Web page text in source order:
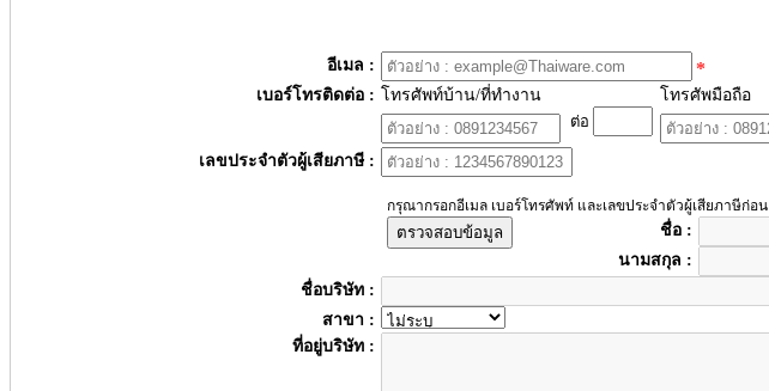
อีเมล : *
เบอร์โทรติดต่อ : โทรศัพท์บ้าน/ที่ทำงาน
ต่อ
โทรศัพมือถือ
เลขประจำตัวผู้เสียภาษี :
กรุณากรอกอีเมล เบอร์โทรศัพท์ และเลขประจำตัวผู้เสียภาษีก่อน
ตรวจสอบข้อมูล ชื่อ :
นามสกุล :
ชื่อบริษัท :
สาขา :
ที่อยู่บริษัท :